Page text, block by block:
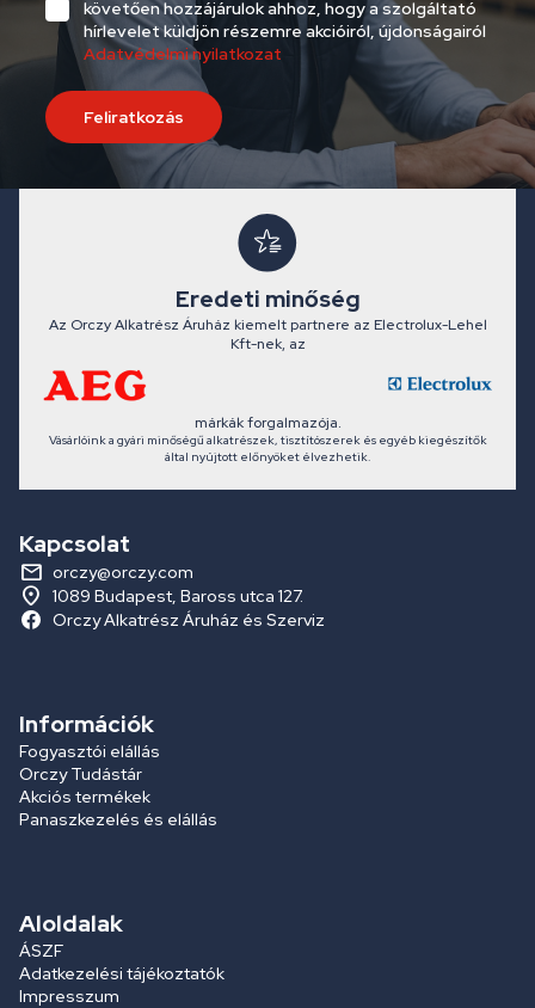
követően hozzájárulok ahhoz, hogy a szolgáltató
hírlevelet küldjön részemre akcióiról, újdonságairól
Adatvédelmi nyilatkozat
Feliratkozás
Eredeti minőség
Az Orczy Alkatrész Áruház kiemelt partnere az Electrolux-Lehel
Kft-nek, az
márkák forgalmazója.
Vásárlóink a gyári minőségű alkatrészek, tisztítószerek és egyéb kiegészítők
által nyújtott előnyöket élvezhetik.
Kapcsolat
orczy@orczy.com
1089 Budapest, Baross utca 127.
Orczy Alkatrész Áruház és Szerviz
Információk
Fogyasztói elállás
Orczy Tudástár
Akciós termékek
Panaszkezelés és elállás
Aloldalak
ÁSZF
Adatkezelési tájékoztatók
Impresszum